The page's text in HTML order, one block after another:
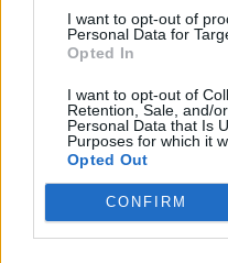
I want to opt-out of
Personal Data for
Opted In
I want to opt-out of
Retention, Sale, and/
Personal Data that Is
Purposes for which it
Opted Out
CONFIRM
A nova Indian Chief
homenageia o papel
origens do encontro...
FERNANDO NETO 7